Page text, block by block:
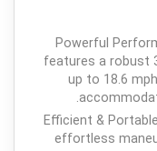
Powerful
features a robust
up to 18.6
Efficient &
effortless